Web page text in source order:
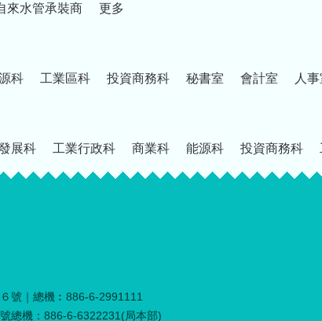
來水管承裝商 更多
科 工業區科 投資商務科 秘書室 會計室 人
展科 工業行政科 商業科 能源科 投資商務科
號｜總機︰886-6-2991111
總機：886-6-6322231(局本部)